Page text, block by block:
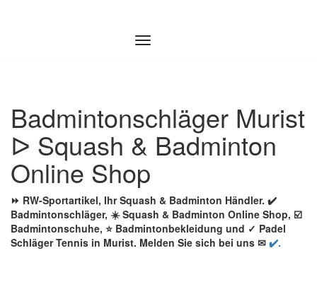
Badmintonschläger Murist
ᐅ Squash & Badminton
Online Shop
⏩ RW-Sportartikel, Ihr Squash & Badminton Händler. ✔️
Badmintonschläger, ☀️ Squash & Badminton Online Shop, ☑️
Badmintonschuhe, ⭐ Badmintonbekleidung und ✓ Padel
Schläger Tennis in Murist. Melden Sie sich bei uns ✉ ✔️.